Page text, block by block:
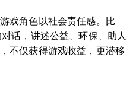
戏角色以社会责任感。比
话，讲述公益、环保、助人
不仅获得游戏收益，更潜移